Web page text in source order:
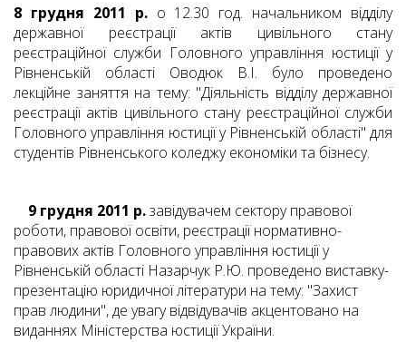
8 грудня 2011 р.о 12.30 год. начальником відділу
державної реєстрації актів цивільного стану
реєстраційної служби Головного управління юстиції у
Рівненській області Оводюк В.І. було проведено
лекційне заняття на тему: "Діяльність відділу державної
реєстрації актів цивільного стану реєстраційної служби
Головного управління юстиції у Рівненській області" для
студентів Рівненського коледжу економіки та бізнесу.
9 грудня 2011 р.завідувачем сектору правової
роботи, правової освіти, реєстрації нормативно-
правових актів Головного управління юстиції у
Рівненській області Назарчук Р.Ю. проведено виставку-
презентацію юридичної літератури на тему: "Захист
прав людини", де увагу відвідувачів акцентовано на
виданнях Міністерства юстиції України.